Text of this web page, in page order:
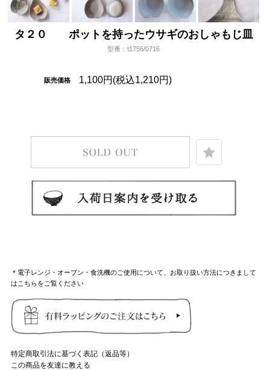
タ２０ ポットを持ったウサギのおしゃもじ皿
型番：t1756/0716
販売価格 1,100円(税込1,210円)
＊電子レンジ・オーブン・食洗機のご使用について、お取り扱い方法につきまして
はこちらをご覧ください
特定商取引法に基づく表記（返品等）
この商品を友達に教える